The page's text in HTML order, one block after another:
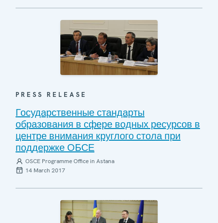
PRESS RELEASE
Государственные стандарты
образования в сфере водных ресурсов в
центре внимания круглого стола при
поддержке ОБСЕ
OSCE Programme Office in Astana
14 March 2017